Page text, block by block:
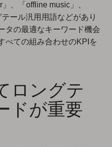
、「offline music」、
テール汎用用語などがあり
タの最適なキーワード機会
べての組み合わせのKPIを
ロングテ
ドが重要